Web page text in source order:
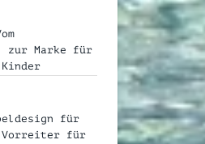
zur Marke für
für
Vorreiter für